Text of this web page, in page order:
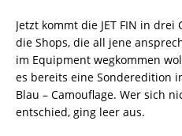
Jetzt kommt die JET FIN in drei
die Shops, die all jene
im Equipment wegkommen
es bereits eine Sonderedition
Blau – Camouflage. Wer sich
entschied, ging leer aus.